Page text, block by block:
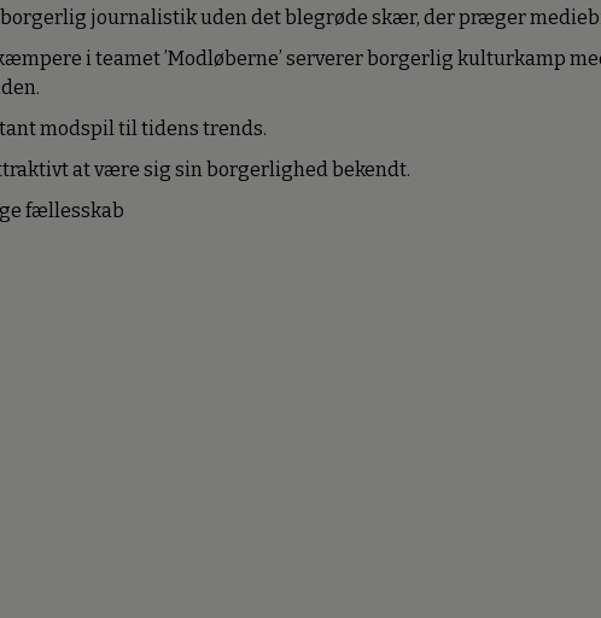
journalistik uden det blegrøde skær, der præger
i teamet ’Modløberne’ serverer borgerlig kulturkamp
modspil til tidens trends.
at være sig sin borgerlighed bekendt.
fællesskab